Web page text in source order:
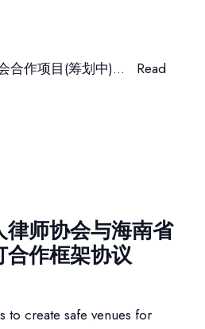
合作项目(筹划中)...
Read
师协会与海南省
作框架协议
create safe venues for